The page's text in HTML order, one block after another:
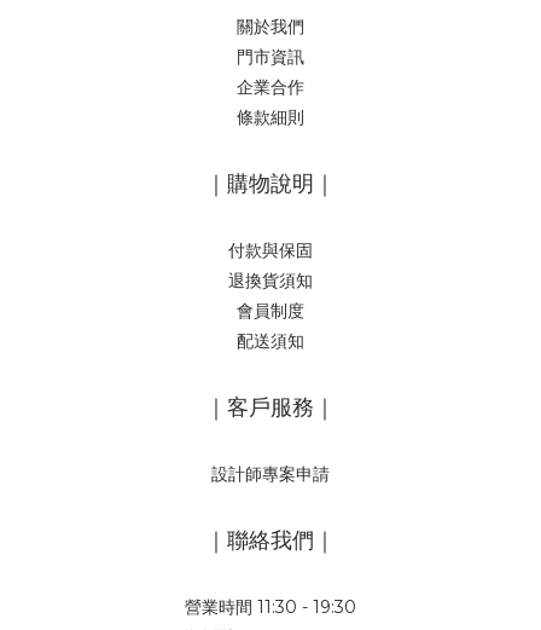
關於我們
門市資訊
企業合作
條款細則
｜購物說明｜
付款與保固
退換貨須知
會員制度
配送須知
｜客戶服務｜
設計師專案申請
｜聯絡我們｜
營業時間 11:30 - 19:30